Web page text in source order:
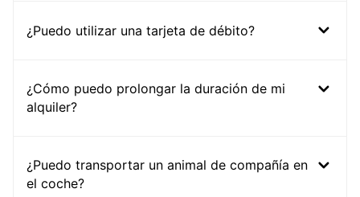
¿Puedo utilizar una tarjeta de débito?
¿Cómo puedo prolongar la duración de mi
alquiler?
¿Puedo transportar un animal de compañía en
el coche?